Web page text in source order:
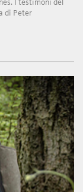
I testimoni del
di Peter